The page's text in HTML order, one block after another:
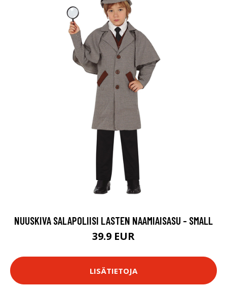
NUUSKIVA SALAPOLIISI LASTEN NAAMIAISASU - SMALL
39.9 EUR
LISÄTIETOJA